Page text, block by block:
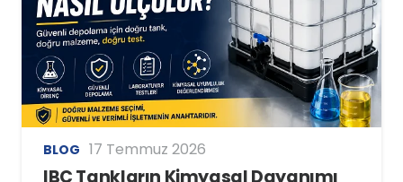
BLOG 17 Temmuz 2026